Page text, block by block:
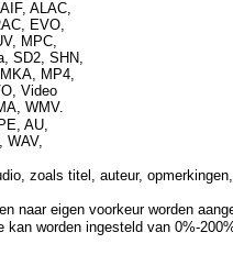
ALAC,
EVO,
MPC,
SD2, SHN,
MP4,
Video
WMV.
AU,
WAV,
zoals titel, auteur,
naar eigen voorkeur worden
kan worden ingesteld van 0%-